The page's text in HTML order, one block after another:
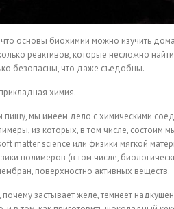
что основы биохимии можно изучить
реактивов, которые несложно
безопасны, что даже съедобны.
химия.
пищу, мы имеем дело с химическими
из которых, в том числе, состоим
matter science или физики мягкой
полимеров (в том числе,
поверхностно активных веществ.
почему застывает желе, темнеет